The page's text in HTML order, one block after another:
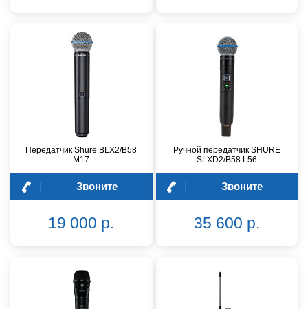
Передатчик Shure BLX2/B58
M17
Звоните
19 000 р.
Ручной передатчик SHURE
SLXD2/B58 L56
Звоните
35 600 р.